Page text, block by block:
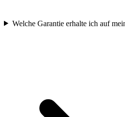
Welche Garantie erhalte ich auf